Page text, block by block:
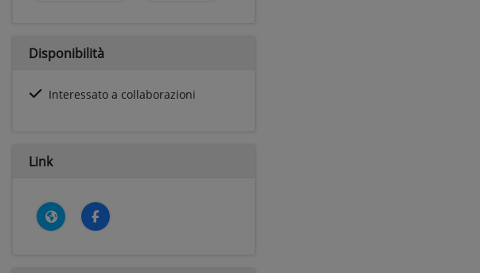
Disponibilità
Interessato a collaborazioni
Link